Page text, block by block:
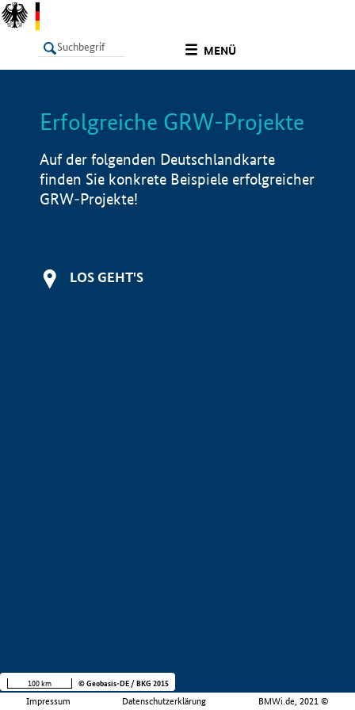
MENÜ
LISTE Info
Erfolgreiche GRW-Projekte
Auf der folgenden Deutschlandkarte
finden Sie konkrete Beispiele erfolgreicher
GRW-Projekte!
LOS GEHT'S
Impressum Datenschutzerklärung BMWi.de, 2021 ©
100 km © Geobasis-DE / BKG 2015